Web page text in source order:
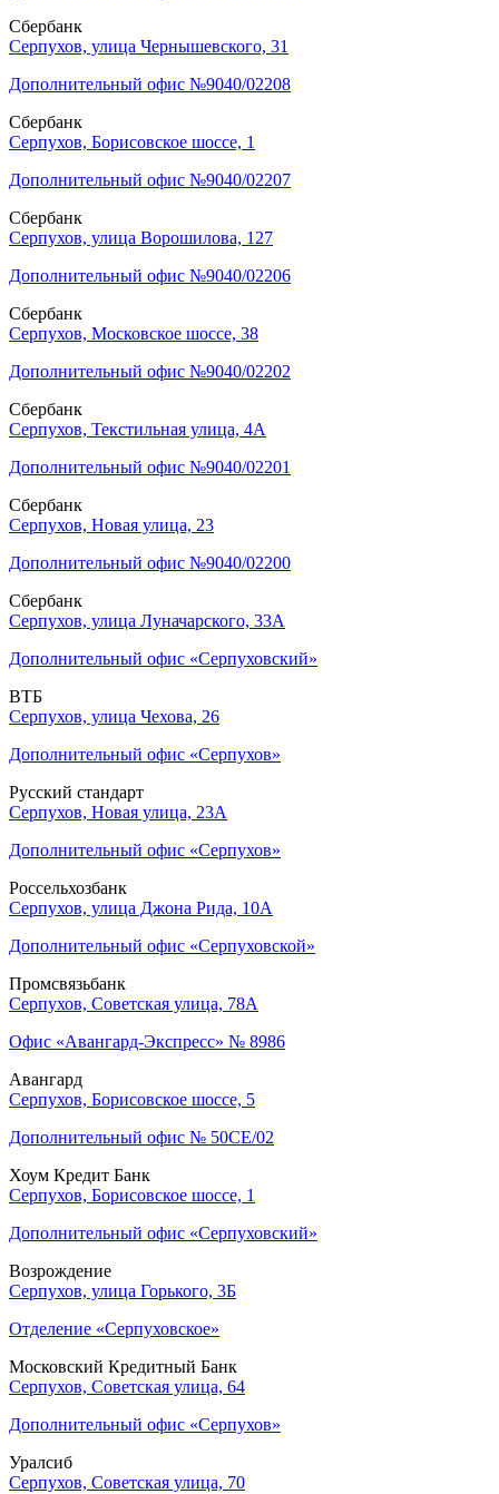
Сбербанк
Серпухов, улица Чернышевского, 31
Дополнительный офис №9040/02208
Сбербанк
Серпухов, Борисовское шоссе, 1
Дополнительный офис №9040/02207
Сбербанк
Серпухов, улица Ворошилова, 127
Дополнительный офис №9040/02206
Сбербанк
Серпухов, Московское шоссе, 38
Дополнительный офис №9040/02202
Сбербанк
Серпухов, Текстильная улица, 4А
Дополнительный офис №9040/02201
Сбербанк
Серпухов, Новая улица, 23
Дополнительный офис №9040/02200
Сбербанк
Серпухов, улица Луначарского, 33А
Дополнительный офис «Серпуховский»
ВТБ
Серпухов, улица Чехова, 26
Дополнительный офис «Серпухов»
Русский стандарт
Серпухов, Новая улица, 23А
Дополнительный офис «Серпухов»
Россельхозбанк
Серпухов, улица Джона Рида, 10А
Дополнительный офис «Серпуховской»
Промсвязьбанк
Серпухов, Советская улица, 78А
Офис «Авангард-Экспресс» № 8986
Авангард
Серпухов, Борисовское шоссе, 5
Дополнительный офис № 50СЕ/02
Хоум Кредит Банк
Серпухов, Борисовское шоссе, 1
Дополнительный офис «Серпуховский»
Возрождение
Серпухов, улица Горького, 3Б
Отделение «Серпуховское»
Московский Кредитный Банк
Серпухов, Советская улица, 64
Дополнительный офис «Серпухов»
Уралсиб
Серпухов, Советская улица, 70